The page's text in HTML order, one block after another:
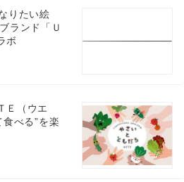
りたい絵
ランド「Ｕ
ボ
Ｅ（ウエ
べる”を楽